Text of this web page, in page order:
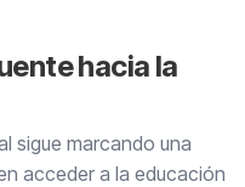
hacia la
sigue marcando una
acceder a la educación